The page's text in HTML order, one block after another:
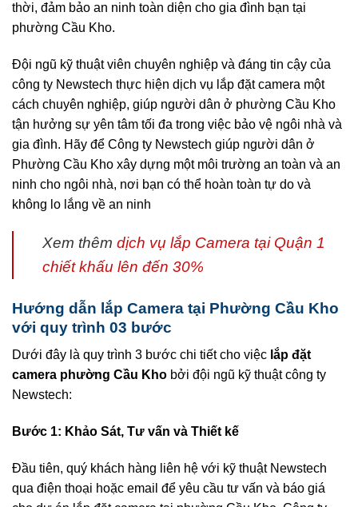
thời, đảm bảo an ninh toàn diện cho gia đình bạn tại
phường Cầu Kho.
Đội ngũ kỹ thuật viên chuyên nghiệp và đáng tin cậy của
công ty Newstech thực hiện dịch vụ lắp đặt camera một
cách chuyên nghiệp, giúp người dân ở phường Cầu Kho
tận hưởng sự yên tâm tối đa trong việc bảo vệ ngôi nhà và
gia đình. Hãy để Công ty Newstech giúp người dân ở
Phường Cầu Kho xây dựng một môi trường an toàn và an
ninh cho ngôi nhà, nơi bạn có thể hoàn toàn tự do và
không lo lắng về an ninh
Xem thêm dịch vụ lắp Camera tại Quận 1
chiết khấu lên đến 30%
Hướng dẫn lắp Camera tại Phường Cầu Kho
với quy trình 03 bước
Dưới đây là quy trình 3 bước chi tiết cho việc lắp đặt
camera phường Cầu Kho bởi đội ngũ kỹ thuật công ty
Newstech:
Bước 1: Khảo Sát, Tư vấn và Thiết kế
Đầu tiên, quý khách hàng liên hệ với kỹ thuật Newstech
qua điện thoại hoặc email để yêu cầu tư vấn và báo giá